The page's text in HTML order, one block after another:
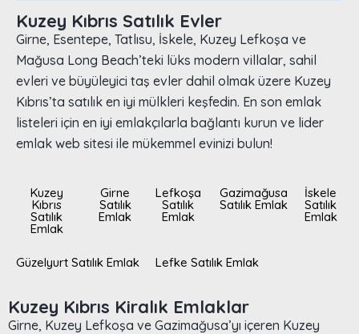
Kuzey Kıbrıs Satılık Evler
Girne, Esentepe, Tatlısu, İskele, Kuzey Lefkoşa ve
Mağusa Long Beach’teki lüks modern villalar, sahil
evleri ve büyüleyici taş evler dahil olmak üzere Kuzey
Kıbrıs’ta satılık en iyi mülkleri keşfedin. En son emlak
listeleri için en iyi emlakçılarla bağlantı kurun ve lider
emlak web sitesi ile mükemmel evinizi bulun!
Kuzey
Kıbrıs
Satılık
Emlak
Girne
Satılık
Emlak
Lefkoşa
Satılık
Emlak
Gazimağusa
Satılık Emlak
İskele
Satılık
Emlak
Güzelyurt Satılık Emlak Lefke Satılık Emlak
Kuzey Kıbrıs Kiralık Emlaklar
Girne, Kuzey Lefkoşa ve Gazimağusa’yı içeren Kuzey